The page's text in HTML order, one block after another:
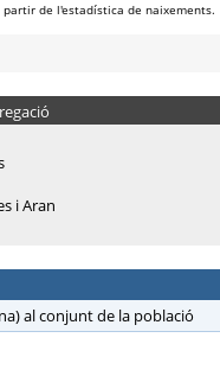
i Aran
al conjunt de la població